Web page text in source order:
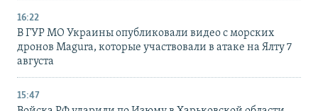
16:22
В ГУР МО Украины опубликовали видео с морских
дронов Magura, которые участвовали в атаке на Ялту 7
августа
15:47